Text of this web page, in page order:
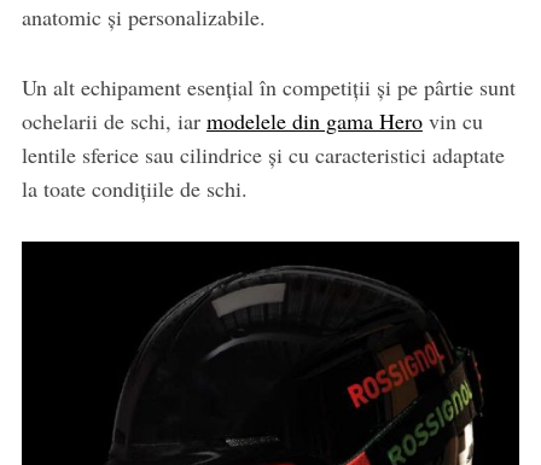
anatomic și personalizabile.
Un alt echipament esențial în competiții și pe pârtie sunt
ochelarii de schi, iar modelele din gama Herovin cu
lentile sferice sau cilindrice și cu caracteristici adaptate
la toate condițiile de schi.